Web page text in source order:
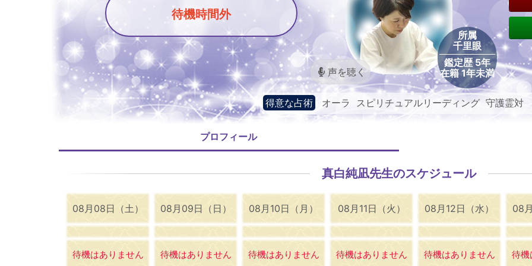
声を聴く
所属
千里眼
鑑定歴 5年
在籍 1年未満
得意な占術
オーラ スピリチュアルリーディング 守護霊対
話
待機時間外
プロフィール
真白純凪先生のスケジュール
08月08日（土）
待機はありません
08月09日（日）
待機はありません
08月10日（月）
待機はありません
08月11日（火）
待機はありません
08月12日（水）
待機はありません
08
待機